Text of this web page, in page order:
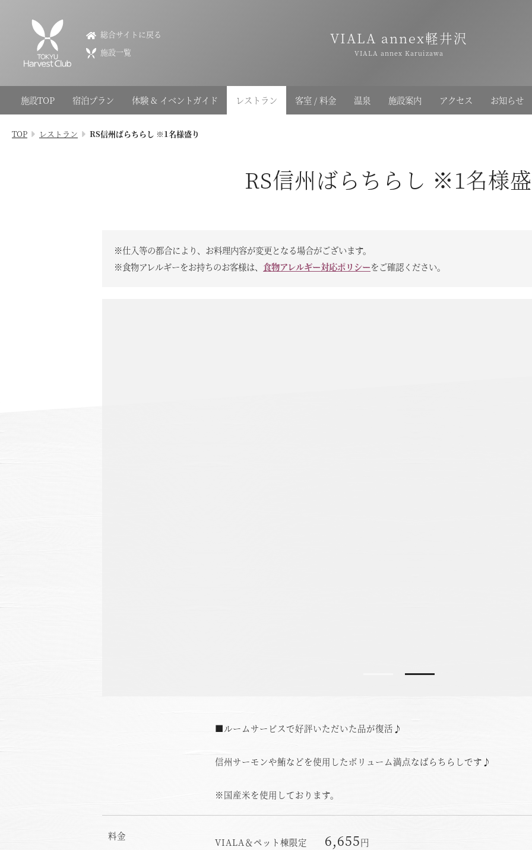
総合サイトに戻る
施設一覧
VIALA annex軽井沢
VIALA annex Karuizawa
施設TOP 宿泊プラン 体験 & イベントガイド レストラン 客室 / 料金 温泉 施設案内 アクセス お知らせ
VIALA annex軽井沢
VIALA annex Karuizawa
会員権のご案内
TOP
TOP レストラン RS信州ばらちらし ※1名様盛り
RS信州ばらちらし ※1名様
※仕入等の都合により、お料理内容が変更となる場合がございます。
※食物アレルギーをお持ちのお客様は、 食物アレルギー対応ポリシーをご確認ください。
■ルームサービスで好評いただいた品が復活♪
信州サーモンや鮪などを使用したボリューム満点なばらちらしです♪
※国産米を使用しております。
料金
VIALA＆ペット棟限定 6,655円